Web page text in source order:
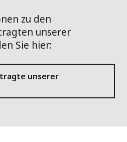
zu den
unserer
Sie hier:
unserer